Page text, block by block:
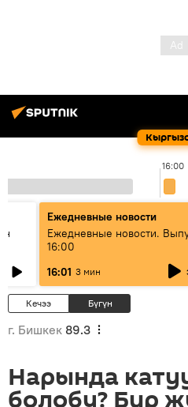
16:00
Ежедневные новости
Ежедневные новости.
16:00
16:01 3 мин
Кечээ Бүгүн
г. Бишкек 89.3
Нарында